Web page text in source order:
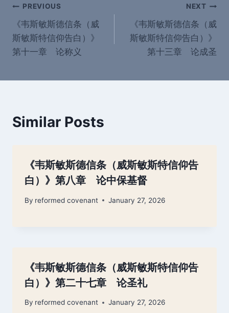
Post
navigation
PREVIOUS
《韦斯敏斯德信条（威
斯敏斯特信仰告白）》
第十一章 论称义
NEXT
《韦斯敏斯德信条（威
斯敏斯特信仰告白）》
第十三章 论成圣
Similar Posts
《韦斯敏斯德信条（威斯敏斯特信仰告
白）》第八章 论中保基督
By reformed covenant January 27, 2026
《韦斯敏斯德信条（威斯敏斯特信仰告
白）》第二十七章 论圣礼
By reformed covenant January 27, 2026